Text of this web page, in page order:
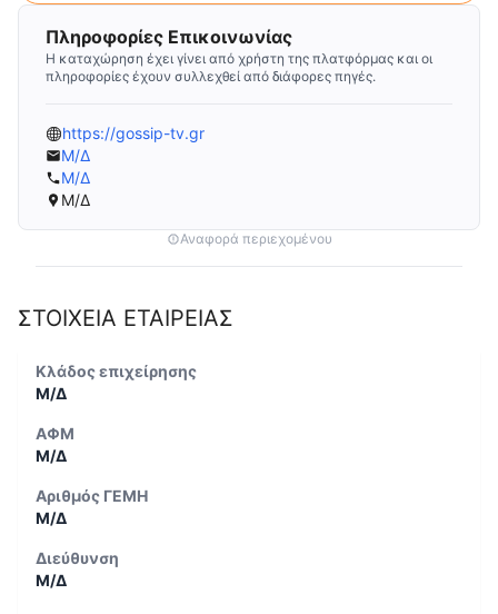
Πληροφορίες Επικοινωνίας
Η καταχώρηση έχει γίνει από χρήστη της πλατφόρμας και οι
πληροφορίες έχουν συλλεχθεί από διάφορες πηγές.
https://gossip-tv.gr
Μ/Δ
Μ/Δ
Μ/Δ
Αναφορά περιεχομένου
ΣΤΟΙΧΕΙΑ ΕΤΑΙΡΕΙΑΣ
Κλάδος επιχείρησης
Μ/Δ
ΑΦΜ
Μ/Δ
Αριθμός ΓΕΜΗ
Μ/Δ
Διεύθυνση
Μ/Δ